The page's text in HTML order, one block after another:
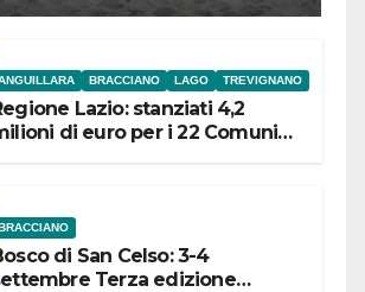
BRACCIANO LAGO TREVIGNANO
Lazio: stanziati 4,2
di euro per i 22 Comuni
di San Celso: 3-4
Terza edizione